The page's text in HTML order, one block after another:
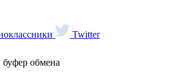
Twitter
обмена